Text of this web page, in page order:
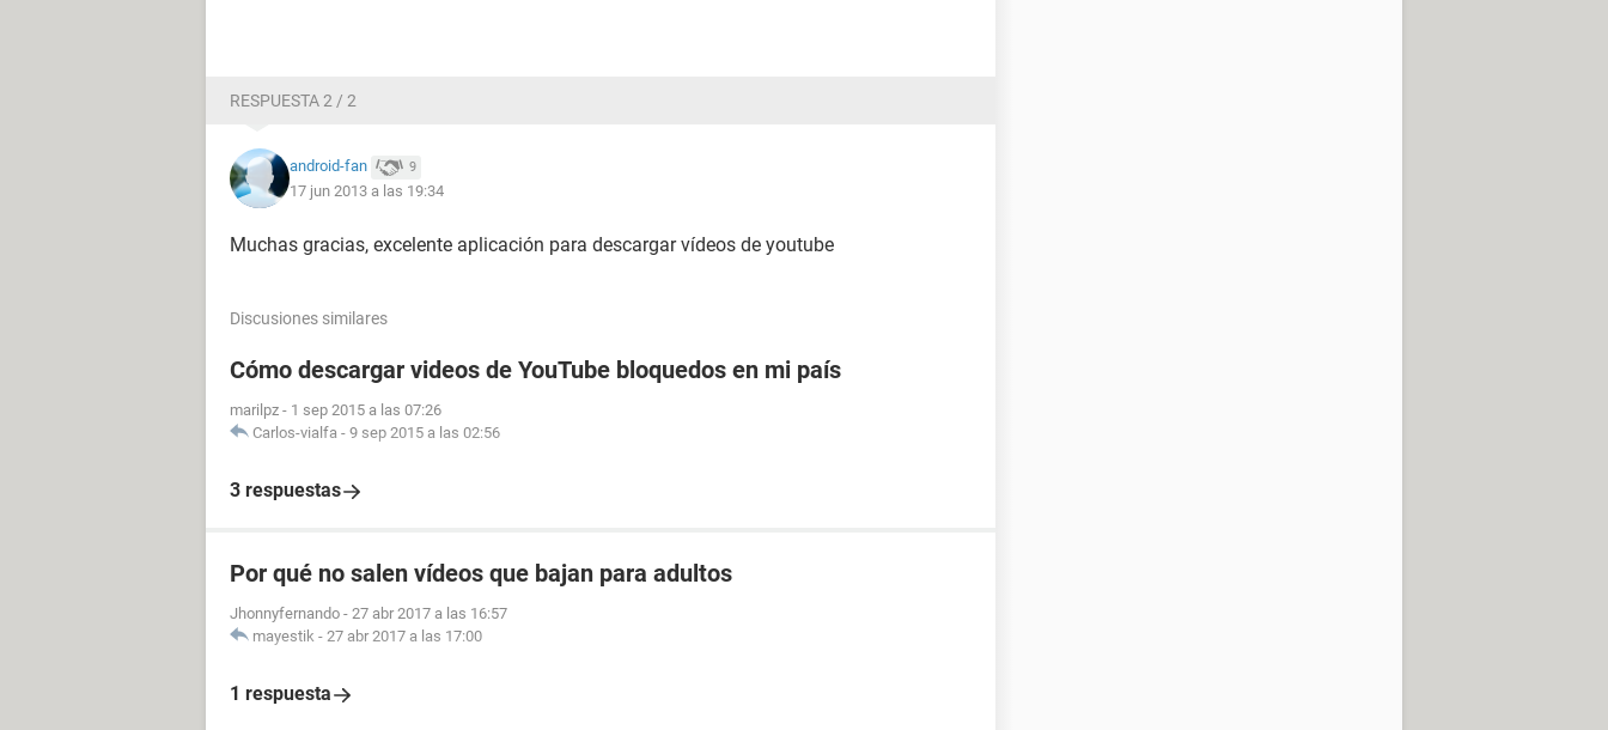
RESPUESTA 2 / 2
android-fan 9
17 jun 2013 a las 19:34
Muchas gracias, excelente aplicación para descargar vídeos de youtube
Discusiones similares
Cómo descargar videos de YouTube bloquedos en mi país
marilpz - 1 sep 2015 a las 07:26
Carlos-vialfa - 9 sep 2015 a las 02:56
3 respuestas
Por qué no salen vídeos que bajan para adultos
Jhonnyfernando - 27 abr 2017 a las 16:57
mayestik - 27 abr 2017 a las 17:00
1 respuesta